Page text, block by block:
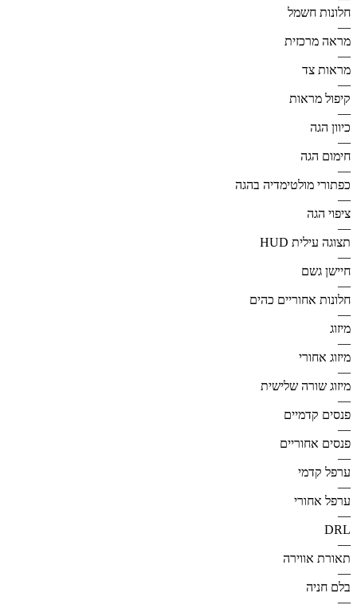
חלונות חשמל
—
מראה מרכזית
—
מראות צד
—
קיפול מראות
—
כיוון הגה
—
חימום הגה
—
כפתורי מולטימדיה בהגה
—
ציפוי הגה
—
תצוגה עילית HUD
—
חיישן גשם
—
חלונות אחוריים כהים
—
מיזוג
—
מיזוג אחורי
—
מיזוג שורה שלישית
—
פנסים קדמיים
—
פנסים אחוריים
—
ערפל קדמי
—
ערפל אחורי
—
DRL
—
תאורת אווירה
—
בלם חניה
—